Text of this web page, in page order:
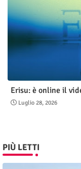
Erisu: è online il
Luglio 28, 2026
PIÙ LETTI